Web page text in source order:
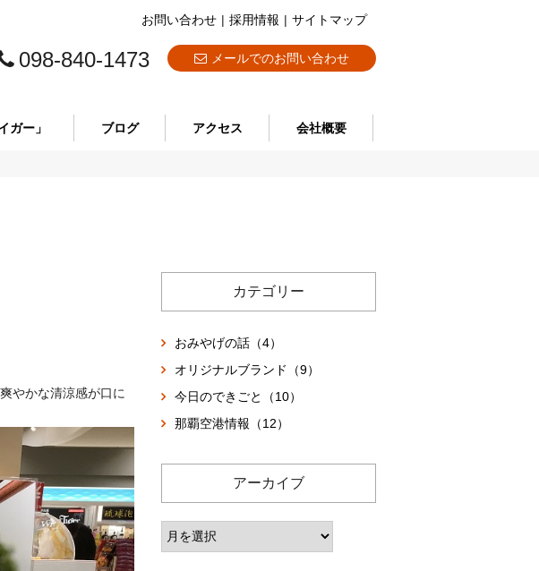
お問い合わせ | 採用情報 | サイトマップ
098-840-1473 メールでのお問い合わせ
ガー」 ブログ アクセス 会社概要
やかな清涼感が口に
カテゴリー
おみやげの話（4）
オリジナルブランド（9）
今日のできごと（10）
那覇空港情報（12）
アーカイブ